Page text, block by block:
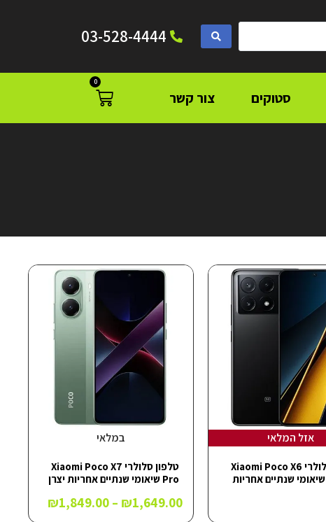
03-528-4444
סטוקים צור קשר
0
אזל המלאי
טלפון סלולרי Xiaomi Poco X6
Pro 5G שיאומי שנתיים אחריות
במלאי
טלפון סלולרי Xiaomi Poco X7
Pro שיאומי שנתיים אחריות יצרן
₪1,649.00
–
₪1,849.00